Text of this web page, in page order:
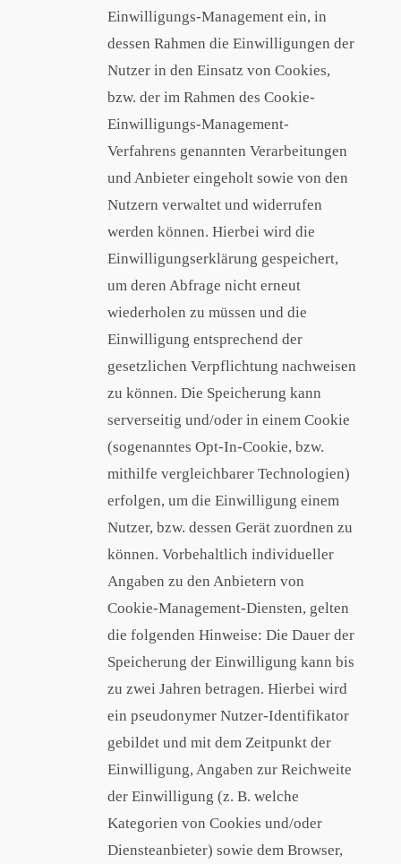
Einwilligungs-Management ein, in
dessen Rahmen die Einwilligungen der
Nutzer in den Einsatz von Cookies,
bzw. der im Rahmen des Cookie-
Einwilligungs-Management-
Verfahrens genannten Verarbeitungen
und Anbieter eingeholt sowie von den
Nutzern verwaltet und widerrufen
werden können. Hierbei wird die
Einwilligungserklärung gespeichert,
um deren Abfrage nicht erneut
wiederholen zu müssen und die
Einwilligung entsprechend der
gesetzlichen Verpflichtung nachweisen
zu können. Die Speicherung kann
serverseitig und/oder in einem Cookie
(sogenanntes Opt-In-Cookie, bzw.
mithilfe vergleichbarer Technologien)
erfolgen, um die Einwilligung einem
Nutzer, bzw. dessen Gerät zuordnen zu
können. Vorbehaltlich individueller
Angaben zu den Anbietern von
Cookie-Management-Diensten, gelten
die folgenden Hinweise: Die Dauer der
Speicherung der Einwilligung kann bis
zu zwei Jahren betragen. Hierbei wird
ein pseudonymer Nutzer-Identifikator
gebildet und mit dem Zeitpunkt der
Einwilligung, Angaben zur Reichweite
der Einwilligung (z. B. welche
Kategorien von Cookies und/oder
Diensteanbieter) sowie dem Browser,